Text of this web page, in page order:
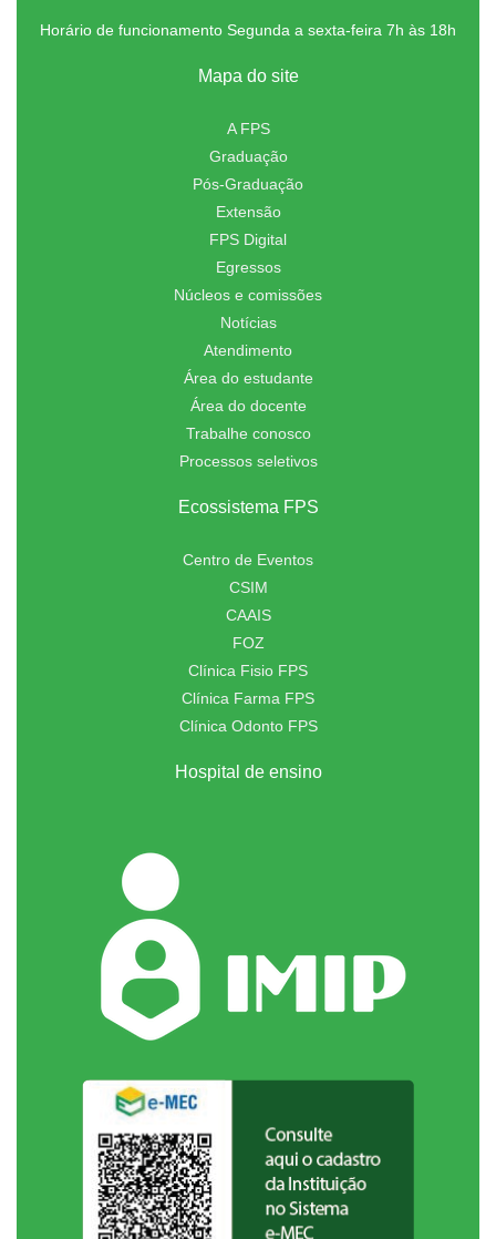
Horário de funcionamento Segunda a sexta-feira 7h às 18h
Mapa do site
A FPS
Graduação
Pós-Graduação
Extensão
FPS Digital
Egressos
Núcleos e comissões
Notícias
Atendimento
Área do estudante
Área do docente
Trabalhe conosco
Processos seletivos
Ecossistema FPS
Centro de Eventos
CSIM
CAAIS
FOZ
Clínica Fisio FPS
Clínica Farma FPS
Clínica Odonto FPS
Hospital de ensino